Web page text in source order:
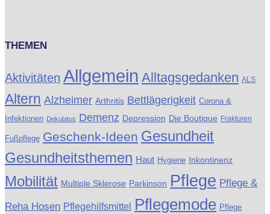
THEMEN
Aktivitäten Allgemein Alltagsgedanken ALS
Altern Alzheimer Arthritis Bettlägerigkeit Corona &
Infektionen Dekubitus Demenz Depression Die Boutique Frakturen
Fußpflege Geschenk-Ideen Gesundheit
Gesundheitsthemen Haut Hygiene Inkontinenz
Mobilität Multiple Sklerose Parkinson Pflege Pflege &
Reha Hosen Pflegehilfsmittel Pflegemode Pflege